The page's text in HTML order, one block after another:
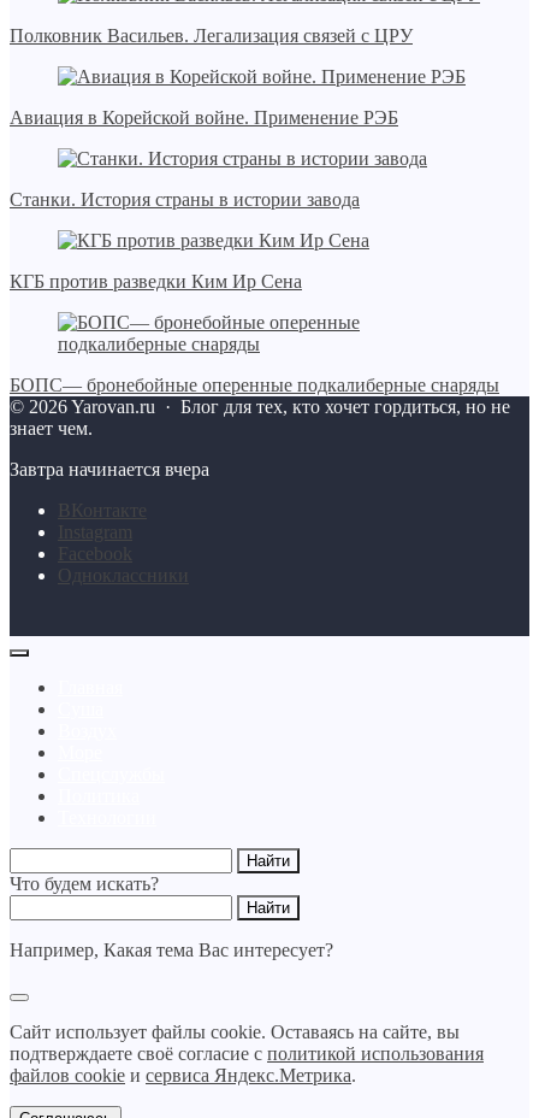
Полковник Васильев. Легализация связей с ЦРУ
Авиация в Корейской войне. Применение РЭБ
Станки. История страны в истории завода
КГБ против разведки Ким Ир Сена
БОПС— бронебойные оперенные подкалиберные снаряды
© 2026Yarovan.ru · Блог для тех, кто хочет гордиться, но не
знает чем.
Завтра начинается вчера
BКонтакте
Instagram
Facebook
Одноклассники
Что будем искать?
Например, Какая тема Вас интересует?
Сайт использует файлы cookie. Оставаясь на сайте, вы
подтверждаете своё согласие с политикой использования
файлов cookie и сервиса Яндекс.Метрика.